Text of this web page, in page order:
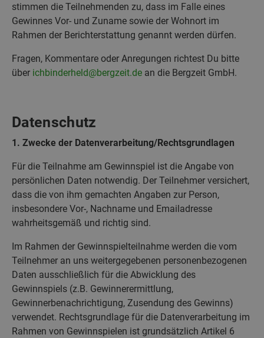
stimmen die Teilnehmenden zu, dass im Falle eines
Gewinnes Vor- und Zuname sowie der Wohnort im
Rahmen der Berichterstattung genannt werden dürfen.
Fragen, Kommentare oder Anregungen richtest Du bitte
über ichbinderheld@bergzeit.de an die Bergzeit GmbH.
Datenschutz
1. Zwecke der Datenverarbeitung/Rechtsgrundlagen
Für die Teilnahme am Gewinnspiel ist die Angabe von
persönlichen Daten notwendig. Der Teilnehmer versichert,
dass die von ihm gemachten Angaben zur Person,
insbesondere Vor-, Nachname und Emailadresse
wahrheitsgemäß und richtig sind.
Im Rahmen der Gewinnspielteilnahme werden die vom
Teilnehmer an uns weitergegebenen personenbezogenen
Daten ausschließlich für die Abwicklung des
Gewinnspiels (z.B. Gewinnerermittlung,
Gewinnerbenachrichtigung, Zusendung des Gewinns)
verwendet. Rechtsgrundlage für die Datenverarbeitung im
Rahmen von Gewinnspielen ist grundsätzlich Artikel 6